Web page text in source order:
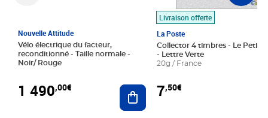
Nouvelle Attitude
Vélo électrique du facteur,
reconditionné - Taille normale -
Noir/ Rouge
1 490,00€ Ajouter au panier
Livraison offerte
La Poste
Collector 4 timbres - Le Petit
- Lettre Verte
20g / France
7,50€